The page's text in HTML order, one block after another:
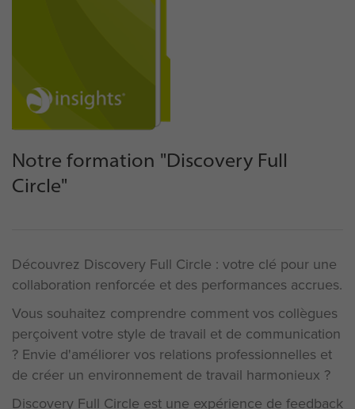
Notre formation "Discovery Full
Circle"
Découvrez Discovery Full Circle : votre clé pour une
collaboration renforcée et des performances accrues.
Vous souhaitez comprendre comment vos collègues
perçoivent votre style de travail et de communication
? Envie d'améliorer vos relations professionnelles et
de créer un environnement de travail harmonieux ?
Discovery Full Circle est une expérience de feedback